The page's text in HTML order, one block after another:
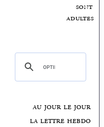
sont
adultes
au jour le jour
la lettre hebdo